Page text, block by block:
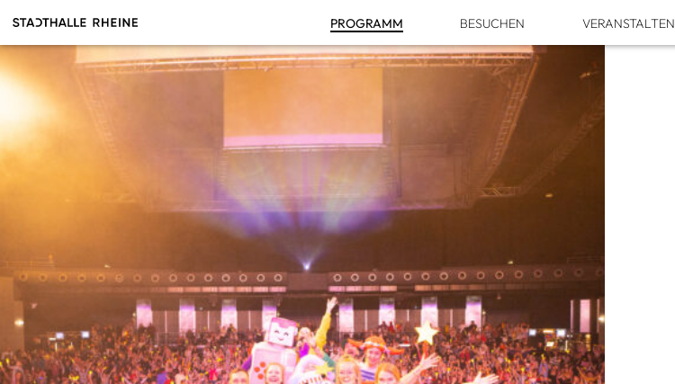
PRO­GRAMM BESU­CHEN VER­AN­STAL­TEN